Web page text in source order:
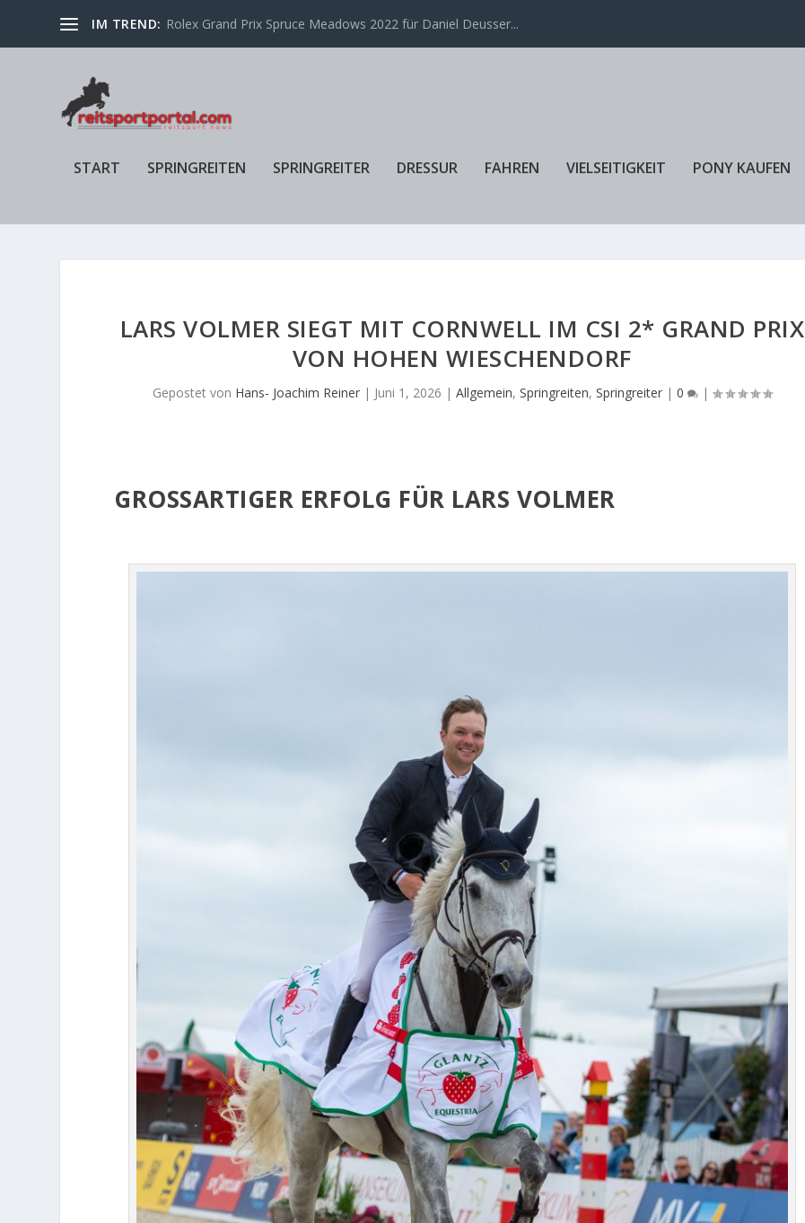
IM TREND: Rolex Grand Prix Spruce Meadows 2022 für Daniel Deusser...
START SPRINGREITEN SPRINGREITER DRESSUR FAHREN VIELSEITIGKEIT PONY KAUFEN
LARS VOLMER SIEGT MIT CORNWELL IM CSI 2* GRAND PRIX
VON HOHEN WIESCHENDORF
Gepostet von Hans- Joachim Reiner| Juni 1, 2026 | Allgemein, Springreiten, Springreiter| 0 |
GROSSARTIGER ERFOLG FÜR LARS VOLMER